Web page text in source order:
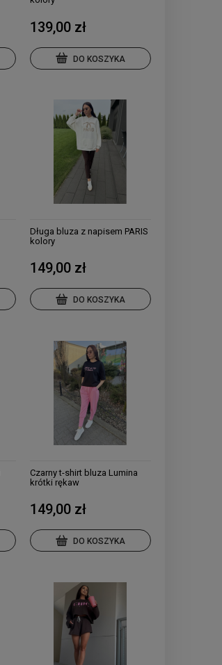
139,00 zł
DO KOSZYKA
Długa bluza z napisem PARIS
kolory
149,00 zł
DO KOSZYKA
Czarny t-shirt bluza Lumina
krótki rękaw
149,00 zł
DO KOSZYKA